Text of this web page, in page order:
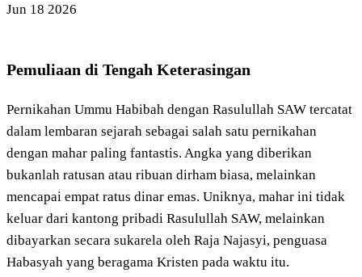
Jun 18 2026
Pemuliaan di Tengah Keterasingan
Pernikahan Ummu Habibah dengan Rasulullah SAW tercatat
dalam lembaran sejarah sebagai salah satu pernikahan
dengan mahar paling fantastis. Angka yang diberikan
bukanlah ratusan atau ribuan dirham biasa, melainkan
mencapai empat ratus dinar emas. Uniknya, mahar ini tidak
keluar dari kantong pribadi Rasulullah SAW, melainkan
dibayarkan secara sukarela oleh Raja Najasyi, penguasa
Habasyah yang beragama Kristen pada waktu itu.